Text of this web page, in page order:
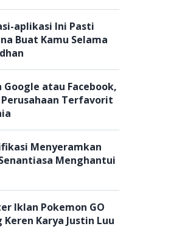
aplikasi Ini Pasti
Buat Kamu Selama
Google atau Facebook,
Terfavorit
Menyeramkan
Menghantui
Iklan Pokemon GO
Keren Karya Justin Luu